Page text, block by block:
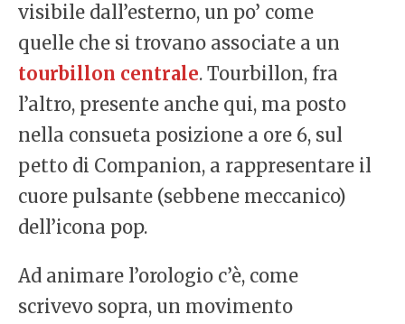
visibile dall’esterno, un po’ come
quelle che si trovano associate a un
tourbillon centrale. Tourbillon, fra
l’altro, presente anche qui, ma posto
nella consueta posizione a ore 6, sul
petto di Companion, a rappresentare il
cuore pulsante (sebbene meccanico)
dell’icona pop.
Ad animare l’orologio c’è, come
scrivevo sopra, un movimento